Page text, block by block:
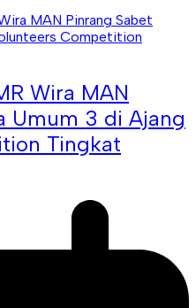
Wira MAN
Umum 3 di Ajang
Tingkat